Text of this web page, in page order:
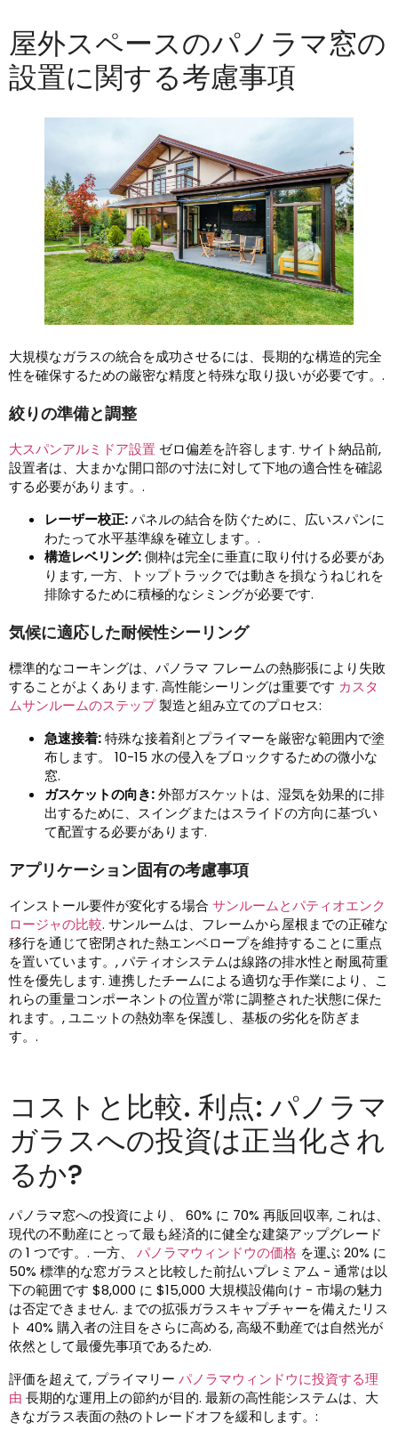
屋外スペースのパノラマ窓の
設置に関する考慮事項
大規模なガラスの統合を成功させるには、長期的な構造的完全
性を確保するための厳密な精度と特殊な取り扱いが必要です。.
絞りの準備と調整
大スパンアルミドア設置 ゼロ偏差を許容します. サイト納品前,
設置者は、大まかな開口部の寸法に対して下地の適合性を確認
する必要があります。.
レーザー校正:パネルの結合を防ぐために、広いスパンに
わたって水平基準線を確立します。.
構造レベリング:側枠は完全に垂直に取り付ける必要があ
ります, 一方、トップトラックでは動きを損なうねじれを
排除するために積極的なシミングが必要です.
気候に適応した耐候性シーリング
標準的なコーキングは、パノラマ フレームの熱膨張により失敗
することがよくあります. 高性能シーリングは重要です カスタ
ムサンルームのステップ製造と組み立てのプロセス:
急速接着:特殊な接着剤とプライマーを厳密な範囲内で塗
布します。 10-15 水の侵入をブロックするための微小な
窓.
ガスケットの向き:外部ガスケットは、湿気を効果的に排
出するために、スイングまたはスライドの方向に基づい
て配置する必要があります.
アプリケーション固有の考慮事項
インストール要件が変化する場合 サンルームとパティオエンク
ロージャの比較. サンルームは、フレームから屋根までの正確な
移行を通じて密閉された熱エンベロープを維持することに重点
を置いています。, パティオシステムは線路の排水性と耐風荷重
性を優先します. 連携したチームによる適切な手作業により、こ
れらの重量コンポーネントの位置が常に調整された状態に保た
れます。, ユニットの熱効率を保護し、基板の劣化を防ぎま
す。.
コストと比較. 利点: パノラマ
ガラスへの投資は正当化され
るか?
パノラマ窓への投資により、 60% に 70% 再販回収率, これは、
現代の不動産にとって最も経済的に健全な建築アップグレード
の 1 つです。. 一方、 パノラマウィンドウの価格 を運ぶ 20% に
50% 標準的な窓ガラスと比較した前払いプレミアム - 通常は以
下の範囲です $8,000 に $15,000 大規模設備向け - 市場の魅力
は否定できません. までの拡張ガラスキャプチャーを備えたリス
ト 40% 購入者の注目をさらに高める, 高級不動産では自然光が
依然として最優先事項であるため.
評価を超えて, プライマリー パノラマウィンドウに投資する理
由 長期的な運用上の節約が目的. 最新の高性能システムは、大
きなガラス表面の熱のトレードオフを緩和します。: